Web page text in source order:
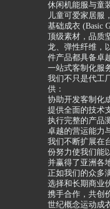
休闲机能服与童
儿童可爱家居服
基础成衣 (Basic
顶级素材，品质
龙、弹性纤维，
件产品都具备卓
一站式客制化服
我们不只是代工
供：
协助开发客制化
提供全面的技术
执行完整的产品
卓越的营运能力
我们不断扩展在
份努力使我们能
并赢得了亚洲各
正如我们的众多
选择和长期商业
携手合作，共创
世纪概念运动成